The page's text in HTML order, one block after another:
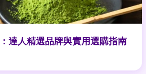
達人精選品牌與實用選購指南